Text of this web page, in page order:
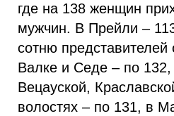
где на 138 женщин
мужчин. В Прейли –
сотню представителей
Валке и Седе – по 132,
Вецауской,
волостях – по 131, в